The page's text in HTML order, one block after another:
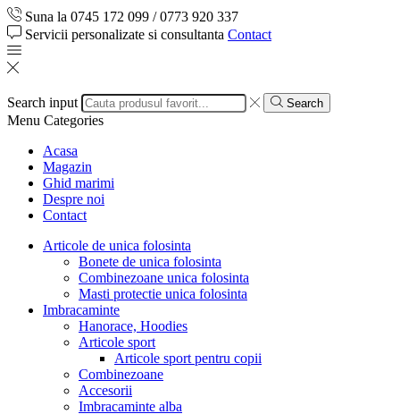
Suna la 0745 172 099 / 0773 920 337
Servicii personalizate si consultanta Contact
Search input Search
Menu Categories
Acasa
Magazin
Ghid marimi
Despre noi
Contact
Articole de unica folosinta
Bonete de unica folosinta
Combinezoane unica folosinta
Masti protectie unica folosinta
Imbracaminte
Hanorace, Hoodies
Articole sport
Articole sport pentru copii
Combinezoane
Accesorii
Imbracaminte alba